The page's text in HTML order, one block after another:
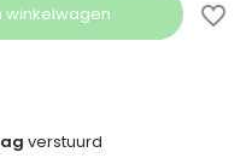
winkelwagen
verstuurd